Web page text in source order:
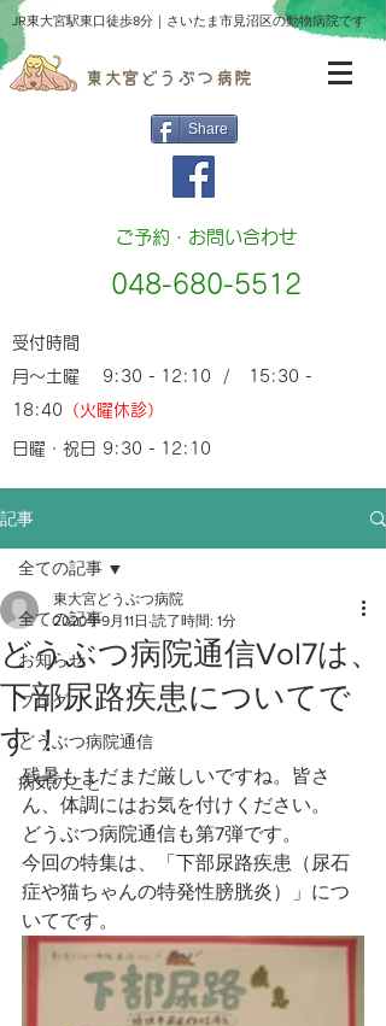
​JR東大宮駅東口徒歩8分｜さいたま市見沼区の動物病院です
Share
ご予約・お問い合わせ
048-680-5512
受付時間
月～土曜 9:30 - 12:10 / 15:30 -
18:40 （火曜休診）
日曜・祝日 9:30 - 12:10
記事
全ての記事
お知らせ
ブログ
どうぶつ病院通信
病気のこと
全ての記事
どうぶつ病院通信Vol7は、
下部尿路疾患についてで
す！
東大宮どうぶつ病院
2020年9月11日 読了時間: 1分
残暑もまだまだ厳しいですね。皆さ
ん、体調にはお気を付けください。
どうぶつ病院通信も第7弾です。
今回の特集は、「下部尿路疾患（尿石
症や猫ちゃんの特発性膀胱炎）」につ
いてです。